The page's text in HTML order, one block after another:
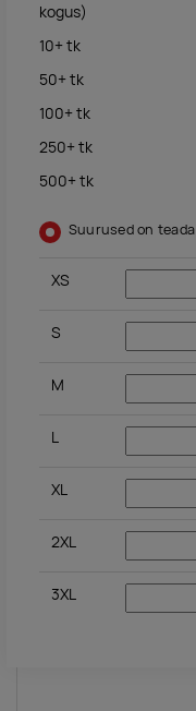
kogus)
10+tk
50+tk
100+tk
250+tk
500+tk
Suurused on teada
XS
S
M
L
XL
2XL
3XL